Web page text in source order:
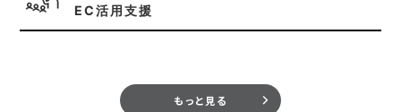
EC活用支援
もっと見る